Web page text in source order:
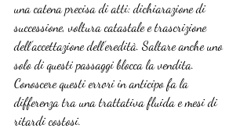
una catena precisa di atti: dichiarazione di
successione, voltura catastale e trascrizione
dell’accettazione dell’eredità. Saltare anche uno
solo di questi passaggi blocca la vendita.
Conoscere questi errori in anticipo fa la
differenza tra una trattativa fluida e mesi di
ritardi costosi.